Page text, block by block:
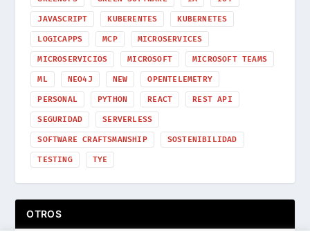
JAVASCRIPT KUBERENTES KUBERNETES
LOGICAPPS MCP MICROSERVICES
MICROSERVICIOS MICROSOFT MICROSOFT TEAMS
ML NEO4J NEW OPENTELEMETRY
PERSONAL PYTHON REACT REST API
SEGURIDAD SERVERLESS
SOFTWARE CRAFTSMANSHIP SOSTENIBILIDAD
TESTING TYE
OTROS